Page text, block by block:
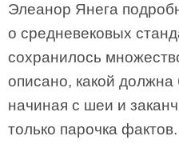
Элеанор Янега
о средневековых
сохранилось
описано, какой
начиная с шеи и
только парочка фактов.